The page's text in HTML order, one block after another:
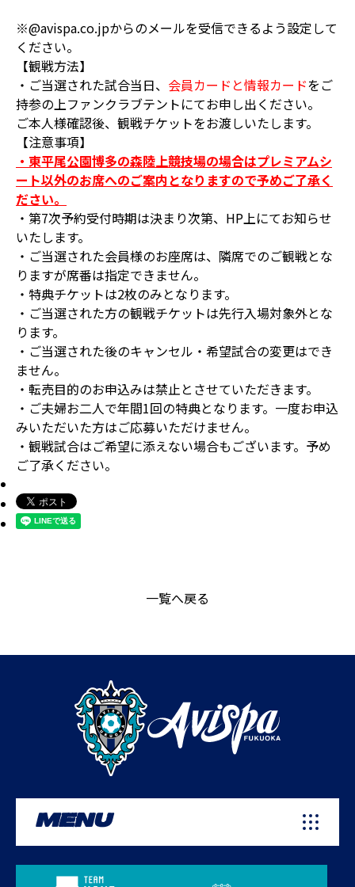
※@avispa.co.jpからのメールを受信できるよう設定して
ください。
【観戦方法】
・ご当選された試合当日、 会員カードと情報カードをご
持参の上ファンクラブテントにてお申し出ください。
ご本人様確認後、観戦チケットをお渡しいたします。
【注意事項】
・東平尾公園博多の森陸上競技場の場合はプレミアムシ
ート以外のお席へのご案内となりますので予めご了承く
ださい。
・第7次予約受付時期は決まり次第、HP上にてお知らせ
いたします。
・ご当選された会員様のお座席は、隣席でのご観戦とな
りますが席番は指定できません。
・特典チケットは2枚のみとなります。
・ご当選された方の観戦チケットは先行入場対象外とな
ります。
・ご当選された後のキャンセル・希望試合の変更はでき
ません。
・転売目的のお申込みは禁止とさせていただきます。
・ご夫婦お二人で年間1回の特典となります。一度お申込
みいただいた方はご応募いただけません。
・観戦試合はご希望に添えない場合もございます。予め
ご了承ください。
一覧へ戻る
MENU